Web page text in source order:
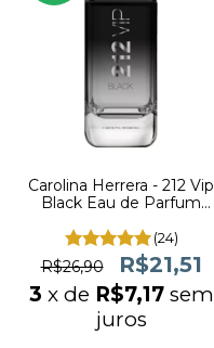
Carolina Herrera - 212 Vip
Black Eau de Parfum
(24)
R$26,90 R$21,51
3 x de R$7,17 sem
juros